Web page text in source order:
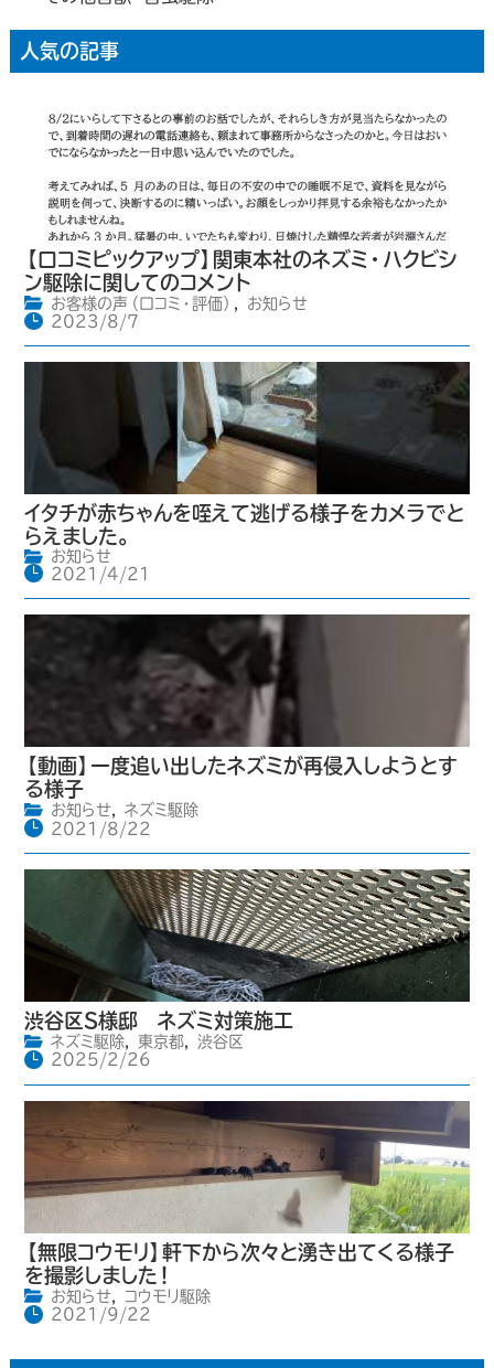
人気の記事
【口コミピックアップ】関東本社のネズミ・ハクビシ
ン駆除に関してのコメント
お客様の声（口コミ・評価）
お知らせ
2023/8/7
イタチが赤ちゃんを咥えて逃げる様子をカメラでと
らえました。
お知らせ
2021/4/21
【動画】一度追い出したネズミが再侵入しようとす
る様子
お知らせ,
ネズミ駆除
2021/8/22
渋谷区S様邸 ネズミ対策施工
ネズミ駆除, 東京都,
渋谷区
2025/2/26
【無限コウモリ】軒下から次々と湧き出てくる様子
を撮影しました！
お知らせ,
コウモリ駆除
2021/9/22